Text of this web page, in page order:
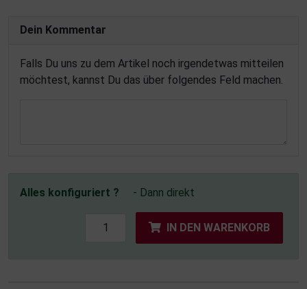
Dein Kommentar
Falls Du uns zu dem Artikel noch irgendetwas mitteilen
möchtest, kannst Du das über folgendes Feld machen.
Alles konfiguriert ? - Dann direkt
IN DEN WARENKORB